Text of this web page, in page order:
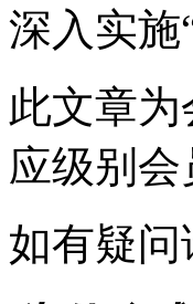
深入实施
此文章
应级别
如有疑问